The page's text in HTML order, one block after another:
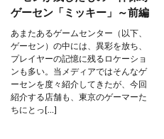
ゲーセン「ミッキー」～前編
あまたあるゲームセンター（以下、
ゲーセン）の中には、異彩を放ち、
プレイヤーの記憶に残るロケーショ
ンも多い。当メディアではそんなゲ
ーセンを度々紹介してきたが、今回
紹介する店舗も、東京のゲーマーた
ちにとっ[…]